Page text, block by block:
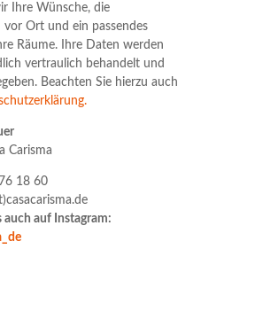
Ihre Wünsche, die
vor Ort und ein passendes
Räume. Ihre Daten werden
vertraulich behandelt und
Beachten Sie hierzu auch
Carisma
18 60
auch auf Instagram: